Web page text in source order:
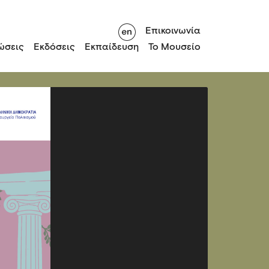
Εκδόσεις Εκπαίδευση Το Μουσείο
Επικοινωνία